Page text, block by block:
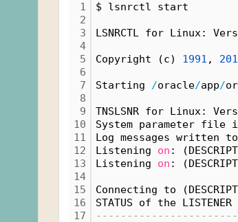
1
2
3
4
5
6
7
8
9
10
11
12
13
14
15
16
17
$ lsnrctl start
LSNRCTL for Linux:
Copyright (c) 1991 ,
Starting /oracle/app/
TNSLSNR for Linux:
System parameter file
Log messages written to
Listening on :
Listening on :
Connecting to
STATUS of the LISTENER